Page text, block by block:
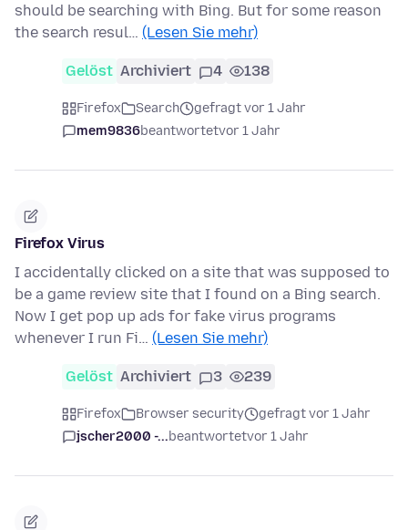
should be searching with Bing. But for some reason
the search resul… (Lesen Sie mehr)
Gelöst Archiviert 4 138
Firefox Search
gefragt vor 1 Jahr
mem9836beantwortetvor 1 Jahr
Firefox Virus
I accidentally clicked on a site that was supposed to
be a game review site that I found on a Bing search.
Now I get pop up ads for fake virus programs
whenever I run Fi… (Lesen Sie mehr)
Gelöst Archiviert 3 239
Firefox Browser security
gefragt vor 1 Jahr
jscher2000 -...beantwortetvor 1 Jahr